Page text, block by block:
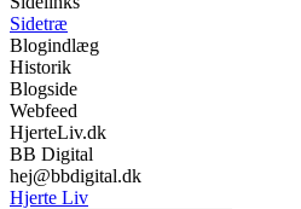
Sidetræ
Blogindlæg
Historik
Blogside
Webfeed
HjerteLiv.dk
BB Digital
hej@bbdigital.dk
Hjerte Liv